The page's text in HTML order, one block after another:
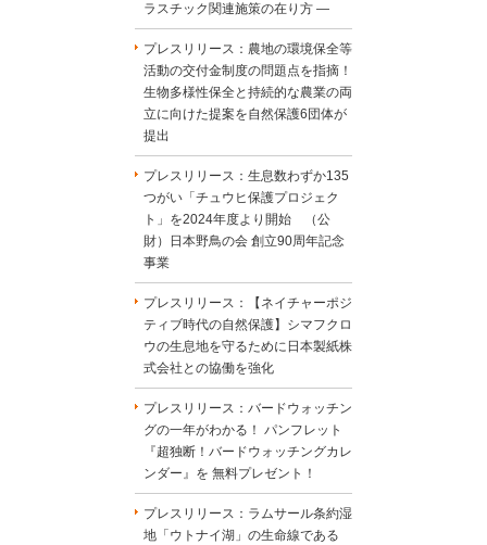
ラスチック関連施策の在り方 ―
プレスリリース：農地の環境保全等
活動の交付金制度の問題点を指摘！
生物多様性保全と持続的な農業の両
立に向けた提案を自然保護6団体が
提出
プレスリリース：生息数わずか135
つがい「チュウヒ保護プロジェク
ト」を2024年度より開始 （公
財）日本野鳥の会 創立90周年記念
事業
プレスリリース：【ネイチャーポジ
ティブ時代の自然保護】シマフクロ
ウの生息地を守るために日本製紙株
式会社との協働を強化
プレスリリース：バードウォッチン
グの一年がわかる！ パンフレット
『超独断！バードウォッチングカレ
ンダー』を 無料プレゼント！
プレスリリース：ラムサール条約湿
地「ウトナイ湖」の生命線である